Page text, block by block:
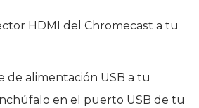
HDMI del Chromecast a tu
de alimentación USB a tu
en el puerto USB de tu